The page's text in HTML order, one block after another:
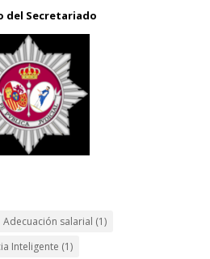
del Secretariado
Adecuación salarial (1)
Inteligente (1)